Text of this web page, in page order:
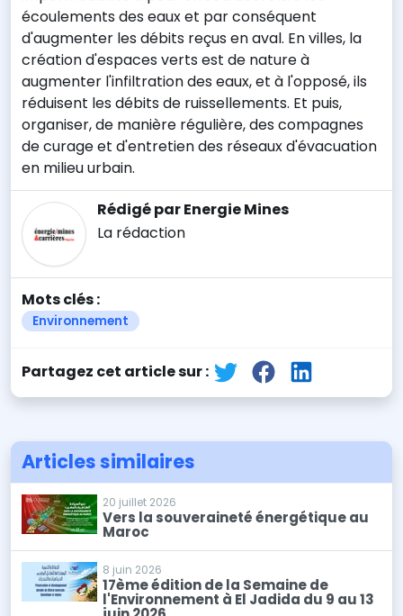
écoulements des eaux et par conséquent
d'augmenter les débits reçus en aval. En villes, la
création d'espaces verts est de nature à
augmenter l'infiltration des eaux, et à l'opposé, ils
réduisent les débits de ruissellements. Et puis,
organiser, de manière régulière, des compagnes
de curage et d'entretien des réseaux d'évacuation
en milieu urbain.
Rédigé par Energie Mines
La rédaction
Mots clés :
Environnement
Partagez cet article sur :
Articles similaires
20 juillet 2026
Vers la souveraineté énergétique au
Maroc
8 juin 2026
17ème édition de la Semaine de
l'Environnement à El Jadida du 9 au 13